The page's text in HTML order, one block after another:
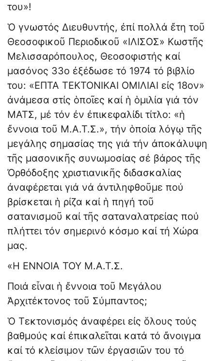
του»!
Ὁ γνωστός Διευθυντής, ἐπί πολλά ἔτη τοῦ
Θεοσοφικοῦ Περιοδικοῦ «ΙΛΙΣΟΣ» Κωστῆς
Μελισσαρόπουλος, Θεοσοφιστής καί
μασόνος 33ο ἐξέδωσε τό 1974 τό βιβλίο
του: «Ε­ΠΤΑ ΤΕΚΤΟΝΙΚΑΙ ΟΜΙΛΙΑΙ εἰς 18ον»
ἀνάμεσα στίς ὁποῖες καί ἡ ὁμιλία γιά τόν
ΜΑΤΣ, μέ τόν ἐν ἐπικεφαλίδι τίτλο: «ἡ
ἔννοια τοῦ Μ.Α.Τ.Σ.», τήν ὁποία λόγῳ τῆς
μεγάλης σημασίας της γιά τήν ἀποκάλυψη
τῆς μασονικῆς συνωμο­σίας σέ βάρος τῆς
Ὀρθόδοξης χρι­στιανικῆς διδασκαλίας
ἀναφέρεται γιά νά ἀντιληφθοῦμε πού
βρίσκεται ἡ ρίζα καί ἡ πηγή τοῦ
σατανισμοῦ καί τῆς σαταναλατρείας πού
πλήττει τόν σημερινό κόσμο καί τή Χώρα
μας.
«Η ΕΝΝΟΙΑ ΤΟΥ Μ.Α.Τ.Σ.
Ποιά εἶναι ἡ ἔννοια τοῦ Μεγάλου
Ἀρχιτέκτονος τοῦ Σύμπαντος;
Ὁ Τεκτονισμός ἀναφέρει εἰς ὅλους τούς
βαθμούς καί ἐπικαλεῖται κατά τό ἄνοιγμα
καί τό κλείσιμον τῶν ἐργασιῶν του τό